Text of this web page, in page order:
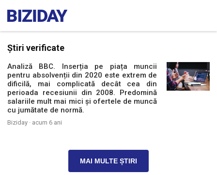
Știri verificate
Analiză BBC. Inserția pe piața muncii
pentru absolvenții din 2020 este extrem de
dificilă, mai complicată decât cea din
perioada recesiunii din 2008. Predomină
salariile mult mai mici și ofertele de muncă
cu jumătate de normă.
Biziday · acum 6 ani
MAI MULTE ȘTIRI